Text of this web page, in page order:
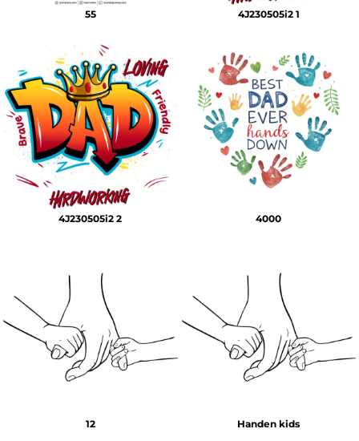
55 4J230505i2 1
4J230505i2 2 4000
12 Handen kids